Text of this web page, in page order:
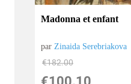
Madonna et enfant
parZinaida Serebriakova
€182.00